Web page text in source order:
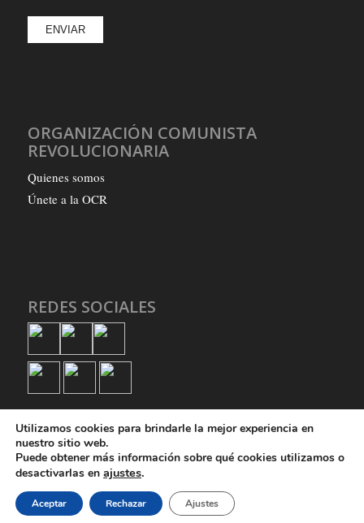
ORGANIZACIÓN COMUNISTA
REVOLUCIONARIA
Quienes somos
Únete a la OCR
REDES SOCIALES
Quienes somos
Únete a la OCR Política de privacidad
Política de cookies
Utilizamos cookies para brindarle la mejor experiencia en
nuestro sitio web.
Puede obtener más información sobre qué cookies utilizamos o
desactivarlas en ajustes.
Aceptar Rechazar Ajustes